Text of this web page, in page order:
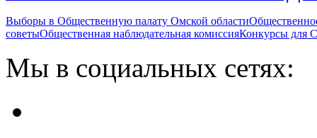
Выборы в Общественную палату Омской области
советыОбщественная наблюдательная комиссияКонкурсы
Мы в социальных сетях: